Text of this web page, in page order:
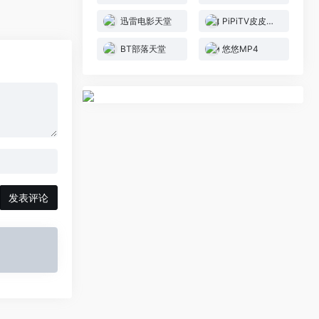
发表评论
迅雷电影天堂 PiPiTV皮皮电影
BT部落天堂 悠悠MP4